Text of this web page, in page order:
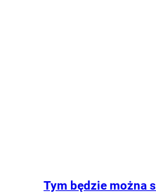
Tym będzie można